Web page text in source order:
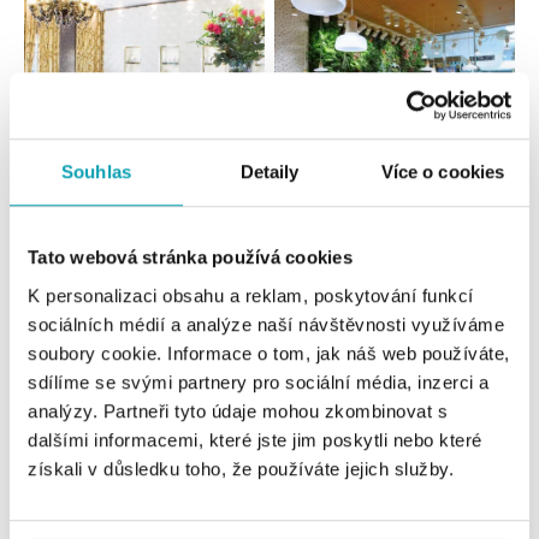
Souhlas Detaily Více o cookies
Tato webová stránka používá cookies
K personalizaci obsahu a reklam, poskytování funkcí
sociálních médií a analýze naší návštěvnosti využíváme
soubory cookie. Informace o tom, jak náš web používáte,
sdílíme se svými partnery pro sociální média, inzerci a
analýzy. Partneři tyto údaje mohou zkombinovat s
dalšími informacemi, které jste jim poskytli nebo které
získali v důsledku toho, že používáte jejich služby.
ALO diamonds Hilton, Košice
Hlavná 123/1, 040 01 Košice
tel.: +421 911 854 322, +421 917 869 485
dnes otvorené do 15:00
ALOve OC Aupark, Bratislava
Einsteinova 3541/18, 851 01 Bratislava
dnes otvorené do 21:00